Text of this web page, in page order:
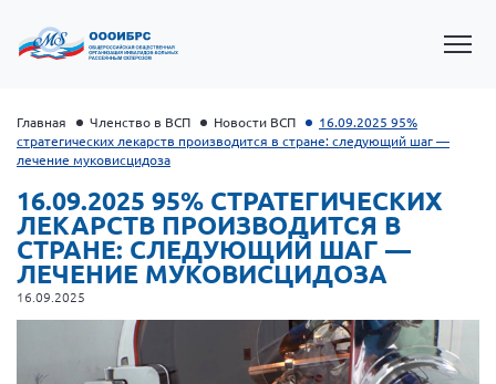
Президент Власов Я.В.
Главная Членство в ВСП Новости ВСП
16.09.2025 95%
стратегических лекарств производится в стране: следующий шаг —
лечение муковисцидоза
16.09.2025 95% СТРАТЕГИЧЕСКИХ
ЛЕКАРСТВ ПРОИЗВОДИТСЯ В
СТРАНЕ: СЛЕДУЮЩИЙ ШАГ —
ЛЕЧЕНИЕ МУКОВИСЦИДОЗА
16.09.2025